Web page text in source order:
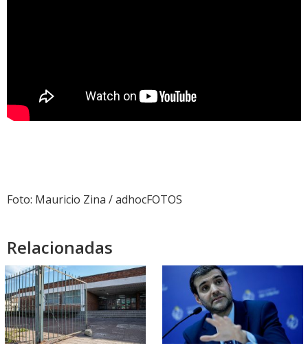
Foto: Mauricio Zina / adhocFOTOS
Relacionadas